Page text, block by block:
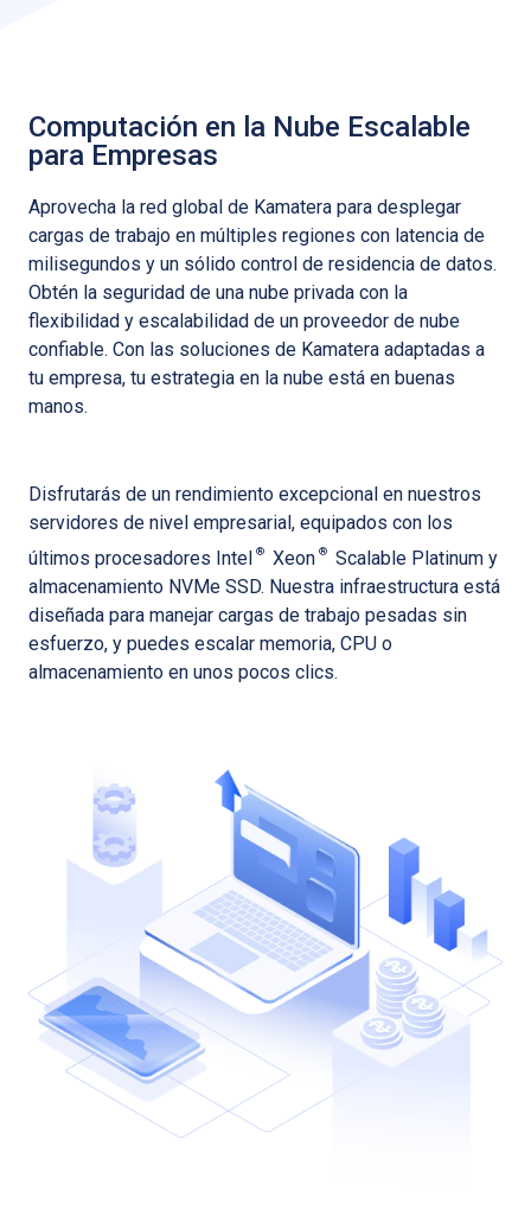
Computación en la Nube Escalable
para Empresas
Aprovecha la red global de Kamatera para desplegar
cargas de trabajo en múltiples regiones con latencia de
milisegundos y un sólido control de residencia de datos.
Obtén la seguridad de una nube privada con la
flexibilidad y escalabilidad de un proveedor de nube
confiable. Con las soluciones de Kamatera adaptadas a
tu empresa, tu estrategia en la nube está en buenas
manos.
Disfrutarás de un rendimiento excepcional en nuestros
servidores de nivel empresarial, equipados con los
últimos procesadores Intel
® Xeon ®
Scalable Platinum y
almacenamiento NVMe SSD. Nuestra infraestructura está
diseñada para manejar cargas de trabajo pesadas sin
esfuerzo, y puedes escalar memoria, CPU o
almacenamiento en unos pocos clics.